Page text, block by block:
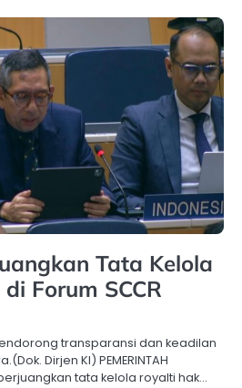
Tata Kelola
Forum SCCR
transparansi dan keadilan
Dirjen KI) PEMERINTAH
tata kelola royalti hak…